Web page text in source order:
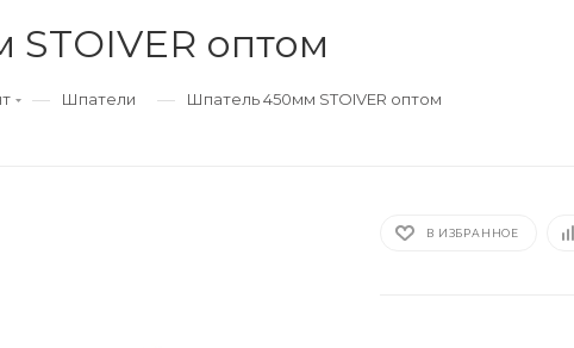
оптом
— Шпатели — Шпатель 450мм STOIVER оптом
В ИЗБРАННОЕ